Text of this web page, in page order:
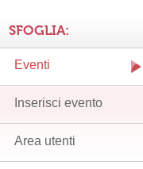
SFOGLIA:
Eventi
Inserisci evento
Area utenti